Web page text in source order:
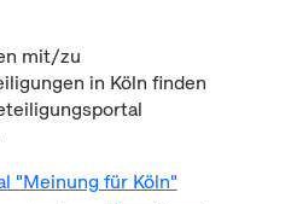
mit/zu
in Köln finden
"Meinung für Köln"